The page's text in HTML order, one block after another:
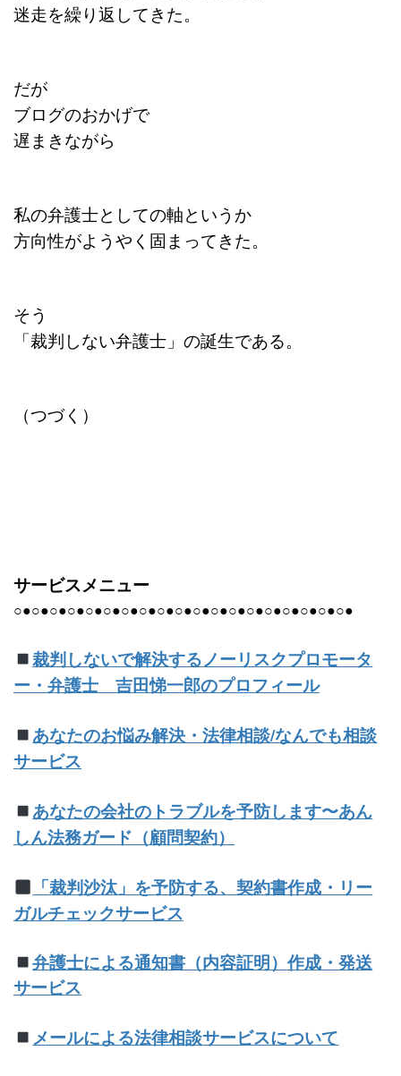
迷走を繰り返してきた。
だが
ブログのおかげで
遅まきながら
私の弁護士としての軸というか
方向性がようやく固まってきた。
そう
「裁判しない弁護士」の誕生である。
（つづく）
サービスメニュー
○●○●○●○●○●○●○●○●○●○●○●○●○●○●○●○●○●○●○●
裁判しないで解決するノーリスクプロモータ
ー・弁護士 吉田悌一郎のプロフィール
あなたのお悩み解決・法律相談/なんでも相談
サービス
あなたの会社のトラブルを予防します〜あん
しん法務ガード（顧問契約）
「裁判沙汰」を予防する、契約書作成・リー
ガルチェックサービス
弁護士による通知書（内容証明）作成・発送
サービス
メールによる法律相談サービスについて